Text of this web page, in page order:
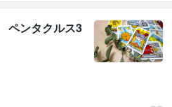
ンタクルス3